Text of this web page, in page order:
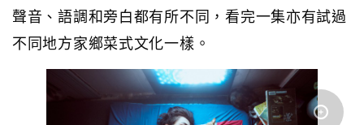
聲音、語調和旁白都有所不同，看完一集亦有試過
不同地方家鄉菜式文化一樣。